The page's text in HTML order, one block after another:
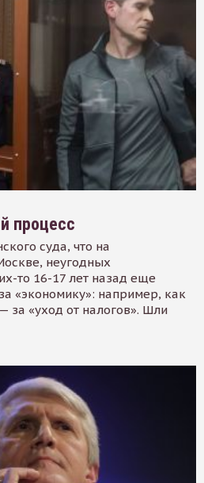
процесс
суда, что на
неугодных
то 16-17 лет назад еще
«экономику»: например, как
«уход от налогов». Шли